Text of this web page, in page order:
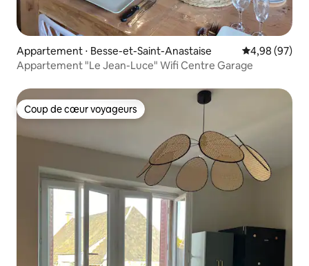
Appartement ⋅ Besse-et-Saint-Anastaise Évaluation
4,98 (97)
Appartement "Le Jean-Luce" Wifi Centre Garage
Coup de cœur voyageurs
Coup de cœur voyageurs